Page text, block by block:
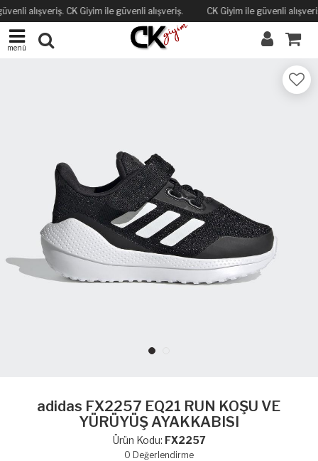
alışveriş. CK Giyim ile güvenli alışveriş. CK Giyim ile güvenli
menü
adidas FX2257 EQ21 RUN KOŞU VE
YÜRÜYÜŞ AYAKKABISI
Ürün Kodu: FX2257
0 Değerlendirme